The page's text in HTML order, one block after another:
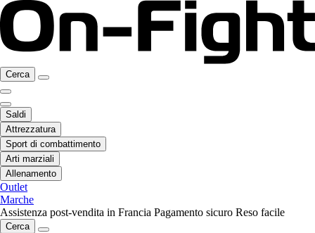
Cerca
Saldi
Attrezzatura
Sport di combattimento
Arti marziali
Allenamento
Outlet
Marche
Assistenza post-vendita in Francia Pagamento sicuro Reso facile
Cerca